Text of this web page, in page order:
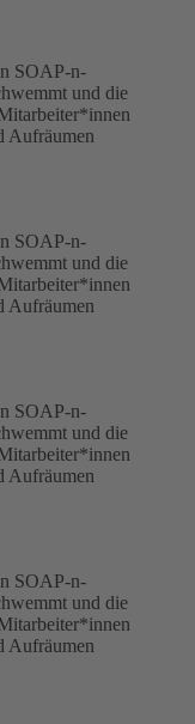
SOAP-n-
und die
Aufräumen
SOAP-n-
und die
Aufräumen
SOAP-n-
und die
Aufräumen
SOAP-n-
und die
Aufräumen